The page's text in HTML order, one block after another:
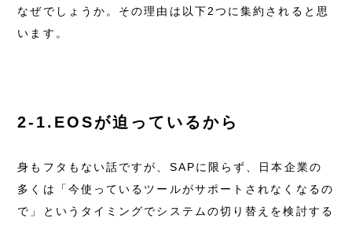
なぜでしょうか。その理由は以下2つに集約されると思
います。
2-1.EOSが迫っているから
身もフタもない話ですが、SAPに限らず、日本企業の
多くは「今使っているツールがサポートされなくなるの
で」というタイミングでシステムの切り替えを検討する